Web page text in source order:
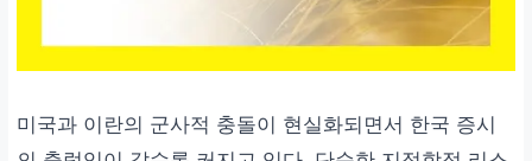
미국과 이란의 군사적 충돌이 현실화되면서 한국 증시